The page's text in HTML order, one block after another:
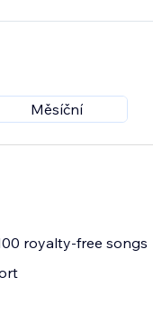
Měsíční
royalty-free songs